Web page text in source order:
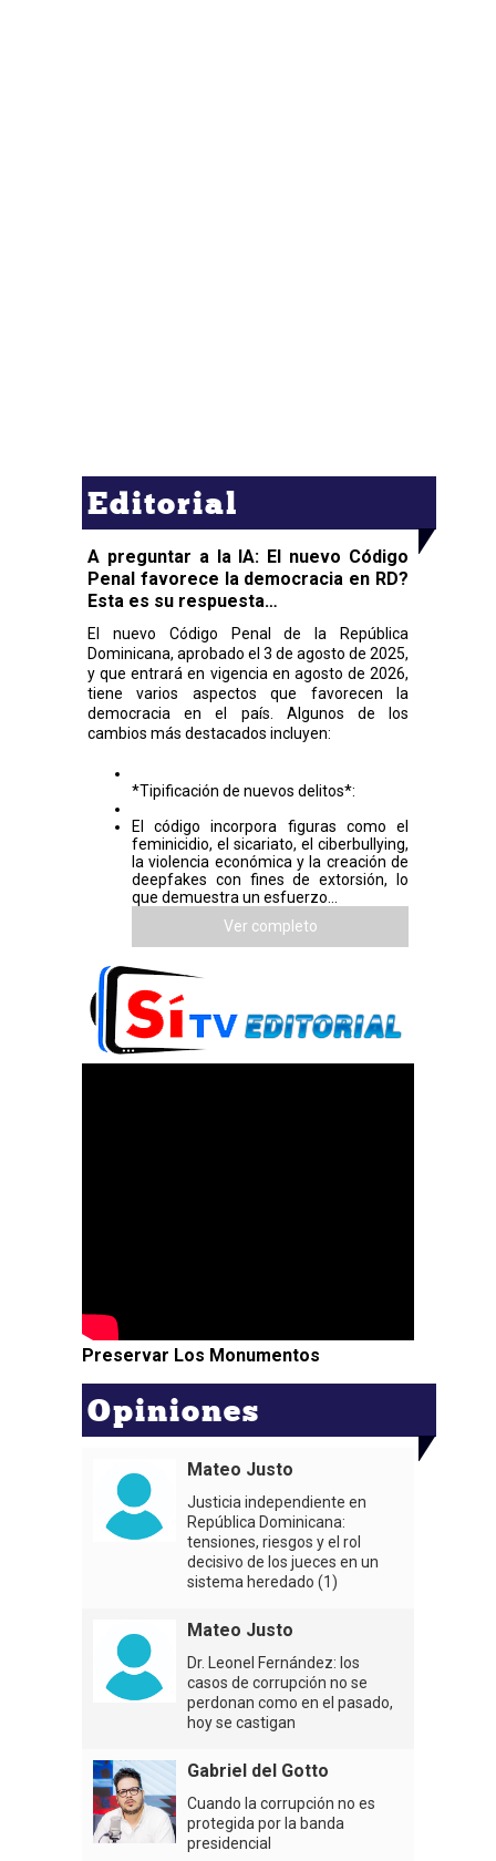
Editorial
A preguntar a la IA: El nuevo Código
Penal favorece la democracia en RD?
Esta es su respuesta…
El nuevo Código Penal de la República
Dominicana, aprobado el 3 de agosto de 2025,
y que entrará en vigencia en agosto de 2026,
tiene varios aspectos que favorecen la
democracia en el país. Algunos de los
cambios más destacados incluyen:
*Tipificación de nuevos delitos*:
El código incorpora figuras como el
feminicidio, el sicariato, el ciberbullying,
la violencia económica y la creación de
deepfakes con fines de extorsión, lo
que demuestra un esfuerzo...
Ver completo
Preservar Los Monumentos
Opiniones
Mateo Justo
Justicia independiente en
República Dominicana:
tensiones, riesgos y el rol
decisivo de los jueces en un
sistema heredado (1)
Mateo Justo
Dr. Leonel Fernández: los
casos de corrupción no se
perdonan como en el pasado,
hoy se castigan
Gabriel del Gotto
Cuando la corrupción no es
protegida por la banda
presidencial